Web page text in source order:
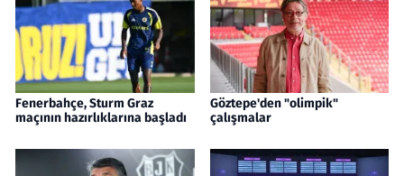
Fenerbahçe, Sturm Graz
maçının hazırlıklarına başladı
Göztepe'den "olimpik"
çalışmalar